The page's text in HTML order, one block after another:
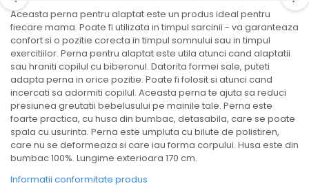
Aceasta perna pentru alaptat este un produs ideal pentru
fiecare mama. Poate fi utilizata in timpul sarcinii - va garanteaza
confort si o pozitie corecta in timpul somnului sau in timpul
exercitiilor. Perna pentru alaptat este utila atunci cand alaptatii
sau hraniti copilul cu biberonul. Datorita formei sale, puteti
adapta perna in orice pozitie. Poate fi folosit si atunci cand
incercati sa adormiti copilul. Aceasta perna te ajuta sa reduci
presiunea greutatii bebelusului pe mainile tale. Perna este
foarte practica, cu husa din bumbac, detasabila, care se poate
spala cu usurinta. Perna este umpluta cu bilute de polistiren,
care nu se deformeaza si care iau forma corpului. Husa este din
bumbac 100%. Lungime exterioara 170 cm.
Informatii conformitate produs